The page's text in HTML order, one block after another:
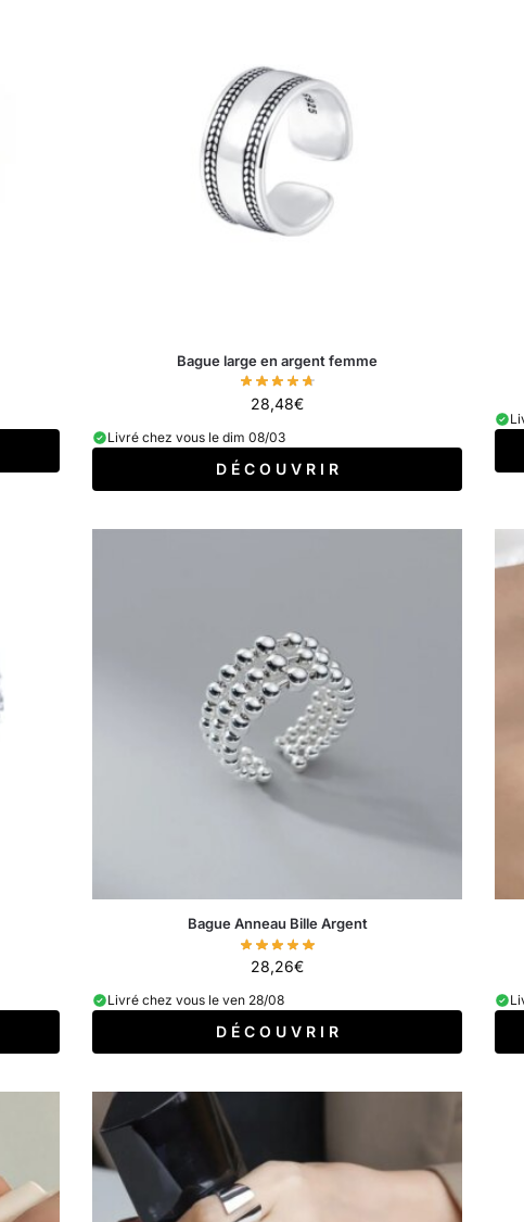
Bague large en argent femme
28,48€
Livré chez vous le dim 08/03
D É C O U V R I R
Bague Anneau Bille Argent
28,26€
Livré chez vous le ven 28/08
D É C O U V R I R